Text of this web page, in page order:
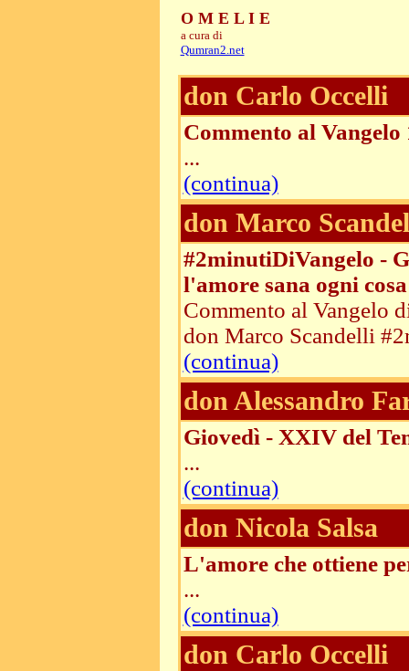
O M E L I E
a cura di
Qumran2.net
don Carlo Occelli
Commento al Vangelo
...
(continua)
don Marco
#2minutiDiVangelo -
l'amore sana ogni cosa
Commento al Vangelo
don Marco Scandelli
(continua)
don Alessandro
Giovedì - XXIV del
...
(continua)
don Nicola Salsa
L'amore che ottiene
...
(continua)
don Carlo Occelli